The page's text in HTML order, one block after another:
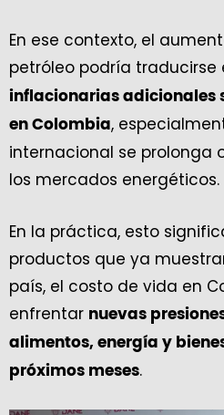
En ese contexto, el
petróleo podría traducirse
inflacionarias adicionales
en Colombia,
internacional se prolonga
los mercados energéticos.
En la práctica, esto
productos que ya
país, el costo de vida en
enfrentar nuevas
alimentos, energía y
próximos meses.